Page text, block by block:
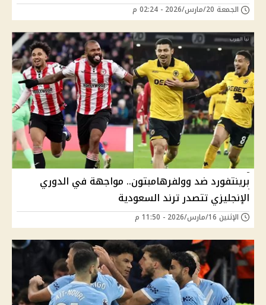
الجمعة 20/مارس/2026 - 02:24 م
برينتفورد ضد وولفرهامبتون.. مواجهة في الدوري
الإنجليزي تتصدر ترند السعودية
الإثنين 16/مارس/2026 - 11:50 م